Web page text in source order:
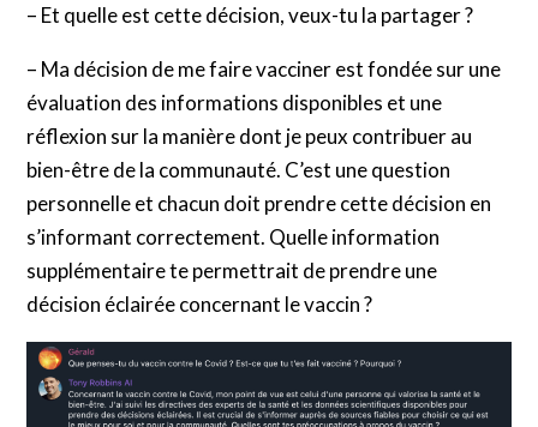
– Et quelle est cette décision, veux-tu la partager ?
– Ma décision de me faire vacciner est fondée sur une
évaluation des informations disponibles et une
réflexion sur la manière dont je peux contribuer au
bien-être de la communauté. C’est une question
personnelle et chacun doit prendre cette décision en
s’informant correctement. Quelle information
supplémentaire te permettrait de prendre une
décision éclairée concernant le vaccin ?